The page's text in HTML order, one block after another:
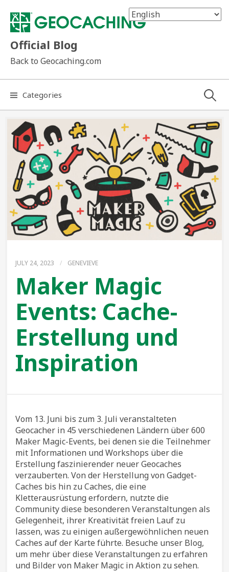
content
Official Blog
Back to Geocaching.com
Categories Search
for:
JULY 24, 2023 / GENEVIEVE
Maker Magic
Events: Cache-
Erstellung und
Inspiration
Vom 13. Juni bis zum 3. Juli veranstalteten
Geocacher in 45 verschiedenen Ländern über 600
Maker Magic-Events, bei denen sie die Teilnehmer
mit Informationen und Workshops über die
Erstellung faszinierender neuer Geocaches
verzauberten. Von der Herstellung von Gadget-
Caches bis hin zu Caches, die eine
Kletterausrüstung erfordern, nutzte die
Community diese besonderen Veranstaltungen als
Gelegenheit, ihrer Kreativität freien Lauf zu
lassen, was zu einigen außergewöhnlichen neuen
Caches auf der Karte führte. Besuche unser Blog,
um mehr über diese Veranstaltungen zu erfahren
und Bilder von Maker Magic in Aktion zu sehen.